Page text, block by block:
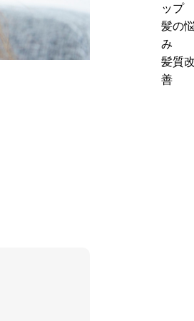
価
ッ
プ
法
｜
ホ
ー
ム
理
由
と
は？
ップ
髪の悩
み
髪質改
善